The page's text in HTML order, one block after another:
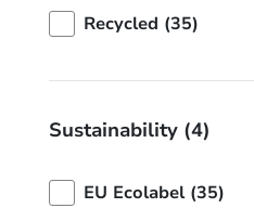
Recycled (35)
Sustainability (4)
EU Ecolabel (35)